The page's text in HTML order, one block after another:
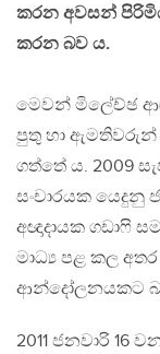
කරන අවසන්
කරන බව ය.
මෙවන් මිලේච්ඡ
පුතු හා ඇමතිවරුන්
ගත්තේ ය. 2009
සංචාරයක යෙදුනු
අඥාදායක ගඩාෆි
මාධ්‍ය පළ කල අතර
ආන්දෝලනයකට
2011 ජනවාරි 16